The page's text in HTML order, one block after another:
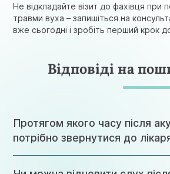
Не відкладайте візит до фахівця при
травми вуха – запишіться на
вже сьогодні і зробіть перший крок
Відповіді на
Протягом якого часу після
потрібно звернутися до